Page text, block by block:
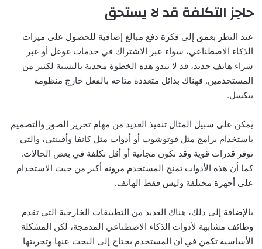
حاجز التكلفة قد لا يستحق
عند النظر بعمق إلى فكرة دفع مبالغ إضافية للحصول على ميزات
الذكاء الاصطناعي، سواء عبر الاشتراك في خدمات غوغل أو عبر
شراء هاتف جديد، قد لا تبدو هذه الخطوة مجدية بالنسبة لكثير من
المستخدمين. فهناك بدائل متعددة متاحة بالفعل خارج منظومة
بيكسل.
يمكن على سبيل المثال تنفيذ العديد من مهام تحرير الصور والتصميم
باستخدام برامج مثل فوتوشوب أو أدوات مثل كانفا وأفينتي، والتي
توفر قدرات قوية وقد تكون مجانية أو أقل تكلفة في بعض الحالات.
كما أن هذه الأدوات تمنح المستخدم مرونة أكبر من حيث الاستخدام
على أجهزة مختلفة وليس فقط الهاتف.
بالإضافة إلى ذلك، هناك العديد من التطبيقات الخارجية التي تقدم
وظائف مشابهة لأدوات الذكاء الاصطناعي المدمجة، لكن المشكلة
الأساسية تكمن في أن المستخدم يحتاج إلى البحث عنها وتجربتها